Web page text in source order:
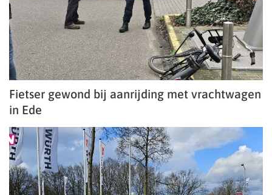
Fietser gewond bij aanrijding met vrachtwagen
in Ede